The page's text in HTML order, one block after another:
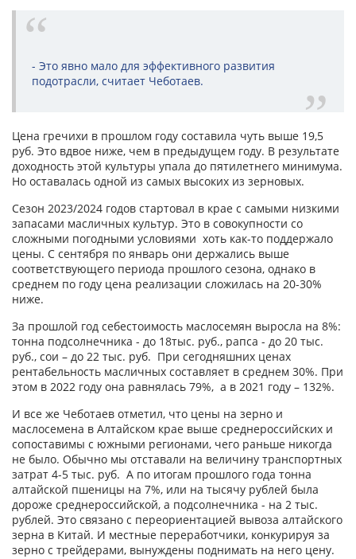
- Это явно мало для эффективного развития
подотрасли, считает Чеботаев.
Цена гречихи в прошлом году составила чуть выше 19,5
руб. Это вдвое ниже, чем в предыдущем году. В результате
доходность этой культуры упала до пятилетнего минимума.
Но оставалась одной из самых высоких из зерновых.
Сезон 2023/2024 годов стартовал в крае с самыми низкими
запасами масличных культур. Это в совокупности со
сложными погодными условиями хоть как-то поддержало
цены. С сентября по январь они держались выше
соответствующего периода прошлого сезона, однако в
среднем по году цена реализации сложилась на 20-30%
ниже.
За прошлой год себестоимость маслосемян выросла на 8%:
тонна подсолнечника - до 18тыс. руб., рапса - до 20 тыс.
руб., сои – до 22 тыс. руб. При сегодняшних ценах
рентабельность масличных составляет в среднем 30%. При
этом в 2022 году она равнялась 79%, а в 2021 году – 132%.
И все же Чеботаев отметил, что цены на зерно и
маслосемена в Алтайском крае выше среднероссийских и
сопоставимы с южными регионами, чего раньше никогда
не было. Обычно мы отставали на величину транспортных
затрат 4-5 тыс. руб. А по итогам прошлого года тонна
алтайской пшеницы на 7%, или на тысячу рублей была
дороже среднероссийской, а подсолнечника - на 2 тыс.
рублей. Это связано с переориентацией вывоза алтайского
зерна в Китай. И местные переработчики, конкурируя за
зерно с трейдерами, вынуждены поднимать на него цену.